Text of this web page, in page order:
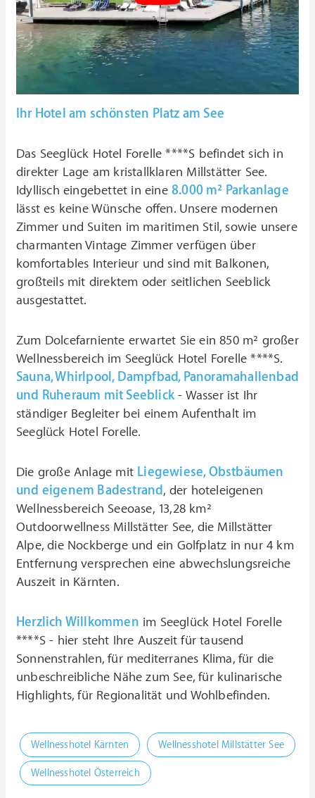
Ihr Hotel am schönsten Platz am See
Das Seeglück Hotel Forelle ****S befindet sich in
direkter Lage am kristallklaren Millstätter See.
Idyllisch eingebettet in eine 8.000 m² Parkanlage
lässt es keine Wünsche offen. Unsere modernen
Zimmer und Suiten im maritimen Stil, sowie unsere
charmanten Vintage Zimmer verfügen über
komfortables Interieur und sind mit Balkonen,
großteils mit direktem oder seitlichen Seeblick
ausgestattet.
Zum Dolcefarniente erwartet Sie ein 850 m² großer
Wellnessbereich im Seeglück Hotel Forelle ****S.
Sauna, Whirlpool, Dampfbad, Panoramahallenbad
und Ruheraum mit Seeblick- Wasser ist Ihr
ständiger Begleiter bei einem Aufenthalt im
Seeglück Hotel Forelle.
Die große Anlage mit Liegewiese, Obstbäumen
und eigenem Badestrand, der hoteleigenen
Wellnessbereich Seeoase, 13,28 km²
Outdoorwellness Millstätter See, die Millstätter
Alpe, die Nockberge und ein Golfplatz in nur 4 km
Entfernung versprechen eine abwechslungsreiche
Auszeit in Kärnten.
Herzlich Willkommen im Seeglück Hotel Forelle
****S - hier steht Ihre Auszeit für tausend
Sonnenstrahlen, für mediterranes Klima, für die
unbeschreibliche Nähe zum See, für kulinarische
Highlights, für Regionalität und Wohlbefinden.
Wellnesshotel Kärnten Wellnesshotel Millstätter See
Wellnesshotel Österreich